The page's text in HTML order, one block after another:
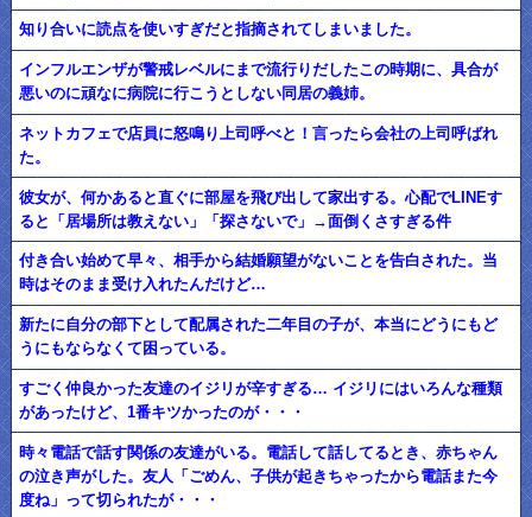
知り合いに読点を使いすぎだと指摘されてしまいました。
インフルエンザが警戒レベルにまで流行りだしたこの時期に、具合が
悪いのに頑なに病院に行こうとしない同居の義姉。
ネットカフェで店員に怒鳴り上司呼べと！言ったら会社の上司呼ばれ
た。
彼女が、何かあると直ぐに部屋を飛び出して家出する。心配でLINEす
ると「居場所は教えない」「探さないで」→面倒くさすぎる件
付き合い始めて早々、相手から結婚願望がないことを告白された。当
時はそのまま受け入れたんだけど…
新たに自分の部下として配属された二年目の子が、本当にどうにもど
うにもならなくて困っている。
すごく仲良かった友達のイジリが辛すぎる… イジリにはいろんな種類
があったけど、1番キツかったのが・・・
時々電話で話す関係の友達がいる。電話して話してるとき、赤ちゃん
の泣き声がした。友人「ごめん、子供が起きちゃったから電話また今
度ね」って切られたが・・・